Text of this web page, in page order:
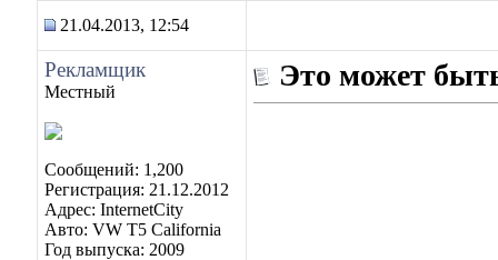
21.04.2013, 12:54
Рекламщик
Местный
Сообщений: 1,200
Регистрация: 21.12.2012
Адрес: InternetCity
Авто: VW T5 California
Год выпуска: 2009
Это может